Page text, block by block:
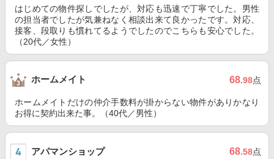
はじめての物件探しでしたが、対応も迅速で丁寧でした。男性
の担当者でしたが気兼ねなく相談出来て良かったです。対応、
接客、段取りも慣れてるようでしたのでこちらも安心でした。
（20代／女性）
ホームメイト 68.98点
ホームメイトだけの仲介手数料が掛からない物件がありかなり
お得に契約出来た事。（40代／男性）
アパマンショップ 68.58点